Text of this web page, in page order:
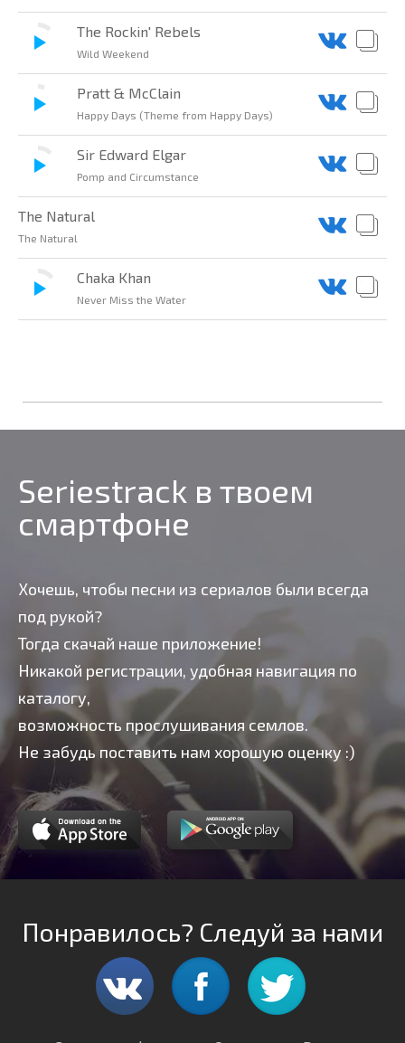
The Rockin' Rebels
Wild Weekend
Pratt & McClain
Happy Days (Theme from Happy Days)
Sir Edward Elgar
Pomp and Circumstance
The Natural
The Natural
Chaka Khan
Never Miss the Water
Seriestrack в твоем
смартфоне
Хочешь, чтобы песни из сериалов были всегда
под рукой?
Тогда скачай наше приложение!
Никакой регистрации, удобная навигация по
каталогу,
возможность прослушивания семлов.
Не забудь поставить нам хорошую оценку :)
Понравилось? Следуй за нами